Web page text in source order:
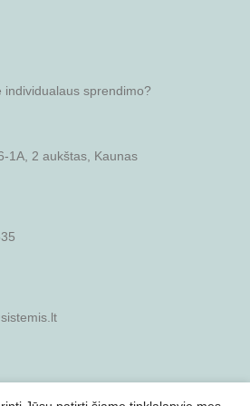
sprendimo?
1A, 2 aukštas, Kaunas